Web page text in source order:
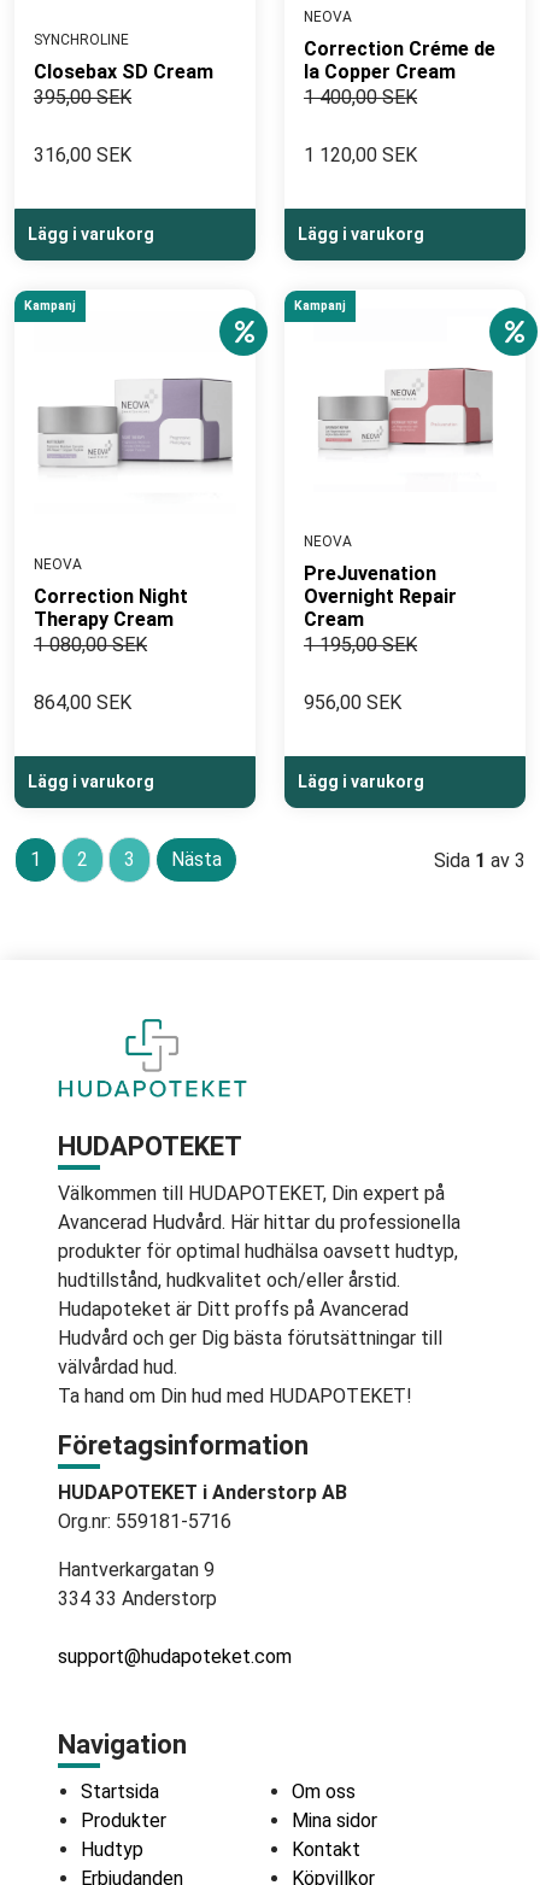
SYNCHROLINE
Closebax SD Cream
395,00 SEK
316,00 SEK
Lägg i varukorg
NEOVA
Correction Créme de
la Copper Cream
1 400,00 SEK
1 120,00 SEK
Lägg i varukorg
Kampanj
NEOVA
Correction Night
Therapy Cream
1 080,00 SEK
864,00 SEK
Lägg i varukorg
Kampanj
NEOVA
PreJuvenation
Overnight Repair
Cream
1 195,00 SEK
956,00 SEK
Lägg i varukorg
1 2 3 Nästa Sida 1 av 3
HUDAPOTEKET
Välkommen till HUDAPOTEKET, Din expert på
Avancerad Hudvård. Här hittar du professionella
produkter för optimal hudhälsa oavsett hudtyp,
hudtillstånd, hudkvalitet och/eller årstid.
Hudapoteket är Ditt proffs på Avancerad
Hudvård och ger Dig bästa förutsättningar till
välvårdad hud.
Ta hand om Din hud med HUDAPOTEKET!
Företagsinformation
HUDAPOTEKET i Anderstorp AB
Org.nr: 559181-5716
Hantverkargatan 9
334 33 Anderstorp
support@hudapoteket.com
Navigation
Startsida
Produkter
Hudtyp
Erbjudanden
Om oss
Mina sidor
Kontakt
Köpvillkor